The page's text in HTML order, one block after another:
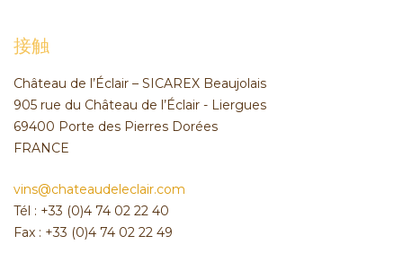
接触
Château de l’Éclair – SICAREX Beaujolais
905 rue du Château de l’Éclair - Liergues
69400 Porte des Pierres Dorées
FRANCE
vins@chateaudeleclair.com
Tél : +33 (0)4 74 02 22 40
Fax : +33 (0)4 74 02 22 49